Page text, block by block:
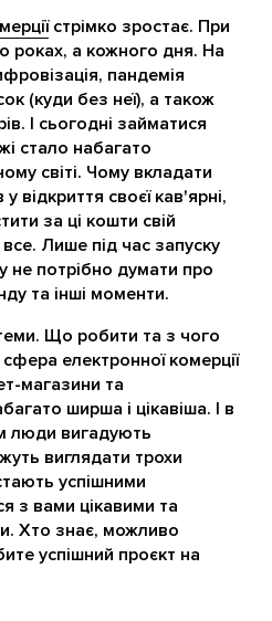
стрімко зростає. При
роках, а кожного дня. На
пандемія
(куди без неї), а також
І сьогодні займатися
стало набагато
світі. Чому вкладати
відкриття своєї кав'ярні,
за ці кошти свій
все. Лише під час запуску
не потрібно думати про
та інші моменти.
Що робити та з чого
електронної комерції
магазини та
ширша і цікавіша. І в
люди вигадують
виглядати трохи
успішними
з вами цікавими та
Хто знає, можливо
успішний проєкт на